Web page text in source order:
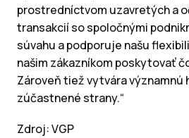
prostredníctvom uzavretých a
transakcií so spoločnými
súvahu a podporuje našu
našim zákazníkom poskytovať
Zároveň tiež vytvára významnú
zúčastnené strany.“
Zdroj: VGP